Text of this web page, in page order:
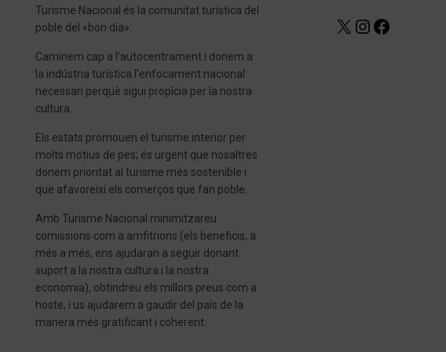
Turisme Nacional és la comunitat turística del
poble del «bon dia».
Caminem cap a l’autocentrament i donem a
la indústria turística l’enfocament nacional
necessari perquè sigui propícia per la nostra
cultura.
Els estats promouen el turisme interior per
molts motius de pes; és urgent que nosaltres
donem prioritat al turisme més sostenible i
que afavoreixi els comerços que fan poble.
Amb Turisme Nacional minimitzareu
comissions com a amfitrions (els beneficis, a
més a més, ens ajudaran a seguir donant
suport a la nostra cultura i la nostra
economia), obtindreu els millors preus com a
hoste, i us ajudarem a gaudir del país de la
manera més gratificant i coherent.
X Instagram